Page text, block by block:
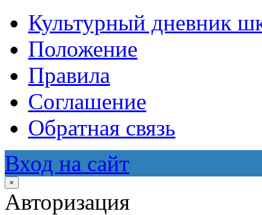
Культурный дневник
Положение
Правила
Соглашение
Обратная связь
Вход на сайт
×
Авторизация